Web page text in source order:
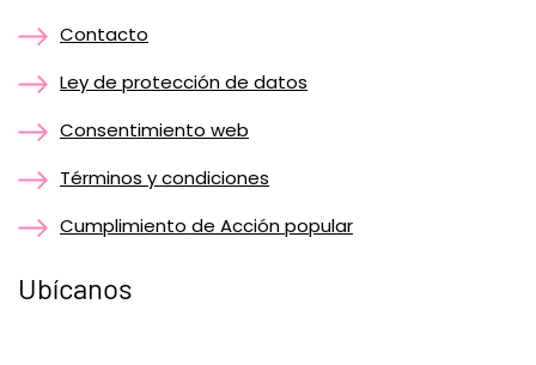
Contacto
Ley de protección de datos
Consentimiento web
Términos y condiciones
Cumplimiento de Acción popular
Ubícanos